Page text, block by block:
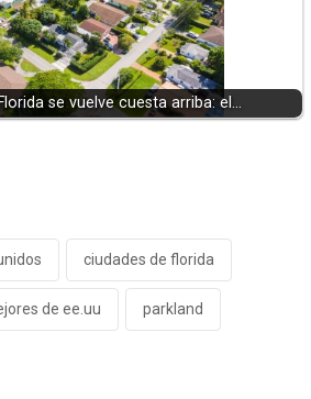
se vuelve cuesta arriba: el…
ciudades de florida
de ee.uu parkland